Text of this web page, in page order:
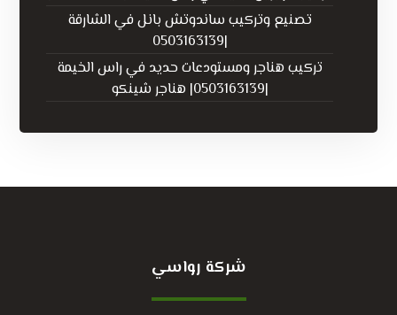
تصنيع وتركيب ساندوتش بانل في الشارقة
|0503163139
تركيب هناجر ومستودعات حديد في راس الخيمة
|0503163139| هناجر شينكو
شركة رواسي